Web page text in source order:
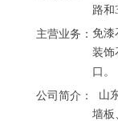
路和
主营业务： 免漆
装饰
口。
公司简介：
墙板